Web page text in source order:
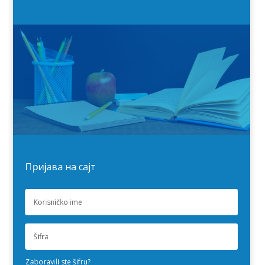
Пријава на сајт
Zaboravili ste šifru?